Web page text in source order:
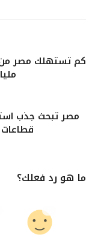
مصر تبحث جذب
قطاعات
ما هو رد فعلك؟